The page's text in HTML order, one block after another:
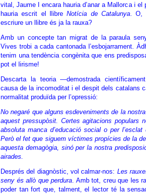
vital, Jaume I encara hauria d’anar a Mallorca i
hauria escrit el llibreNotícia de Catalunya. O,
escriure un llibre és ja la rauxa?
Amb un concepte tan migrat de la paraula
Vives trobi a cada cantonada l’esbojarrament.
tenim una tendència congènita que ens
pot el lirisme!
Descarta la teoria —demostrada
causa de la incomoditat i el despit dels catalans
normalitat produïda per l’opressió:
No negaré que alguns esdeveniments de la
aquest pressupòsit. Certes agitacions populars
absoluta manca d’educació social o per l’esclat
Però el fet que siguem víctimes propícies de la
aquesta demagògia, sinó per la nostra
airades.
Després del diagnòstic, vol calmar-nos: Les
seny és allò que perdura. Amb tot, creu que les
poder tan fort que, talment, el lector té la